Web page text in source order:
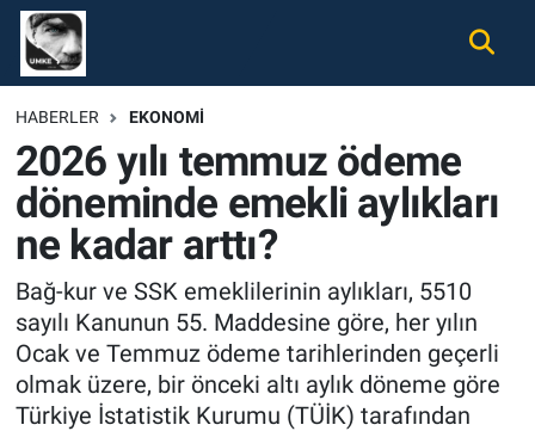
HABERLER EKONOMI
2026 yılı temmuz ödeme
döneminde emekli aylıkları
ne kadar arttı?
Bağ-kur ve SSK emeklilerinin aylıkları, 5510
sayılı Kanunun 55. Maddesine göre, her yılın
Ocak ve Temmuz ödeme tarihlerinden geçerli
olmak üzere, bir önceki altı aylık döneme göre
Türkiye İstatistik Kurumu (TÜİK) tarafından
Gündem
Ekonomi
Spor
Tüm Haberler
İletişim
Nöbetçi Eczaneler
Hava Durumu
Namaz Vakitleri
Süper Lig Puan Durumu ve Fikstür
Tüm Manşetler